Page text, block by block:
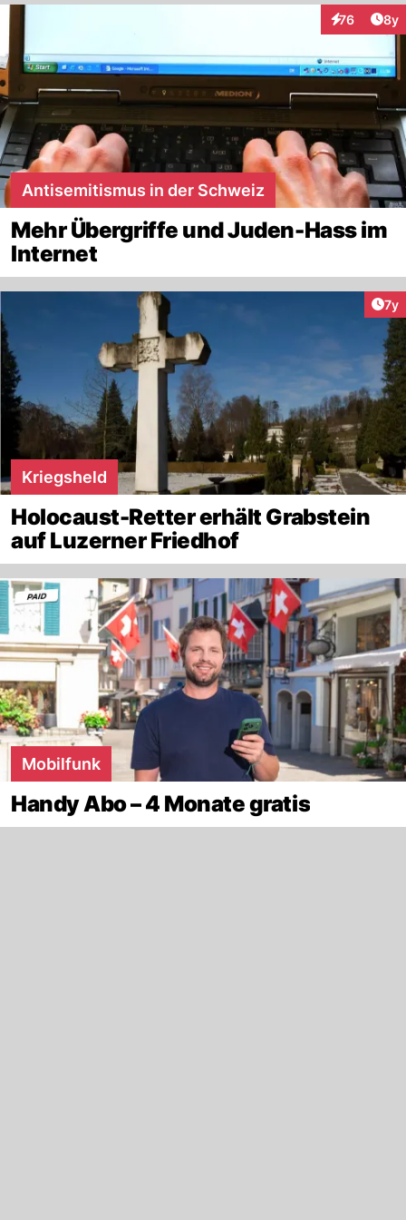
76
Interaktionen
8y
Antisemitismus in der Schweiz
Mehr Übergriffe und Juden-Hass im
Internet
7y
Kriegsheld
Holocaust-Retter erhält Grabstein
auf Luzerner Friedhof
Mobilfunk
Handy Abo – 4 Monate gratis